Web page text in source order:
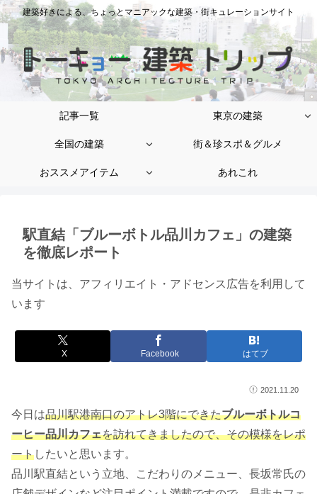
建築好きによる、ちょっとマニアックな建築・街キュレーションサイト
記事一覧 東京の建築
全国の建築 街＆珍スポ＆グルメ
おススメアイテム あれこれ
駅直結「ブルーボトル品川カフェ」の建築
を徹底レポート
当サイトは、アフィリエイト・アドセンス広告を利用して
います
X Facebook はてブ
2021.11.20
今日は品川駅港南口のアトレ3階にできたブルーボトルコ
ーヒー品川カフェを訪れてきましたので、その模様をレポ
ートしたいと思います。
品川駅直結という立地、こだわりのメニュー、長坂常氏の